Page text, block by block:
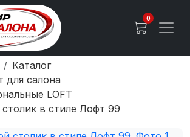
0
Каталог
для салона
LOFT
в стиле Лофт 99